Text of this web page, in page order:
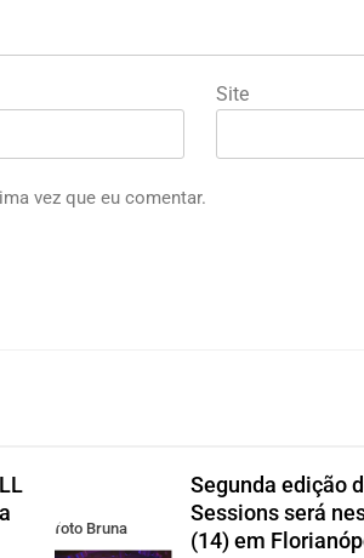
Site
vez que eu comentar.
foto Bruna
Segunda edição
Sessions será
(14) em